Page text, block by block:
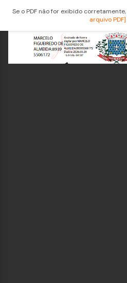
Se o PDF não for exibido corretamente,
arquivo PDF]